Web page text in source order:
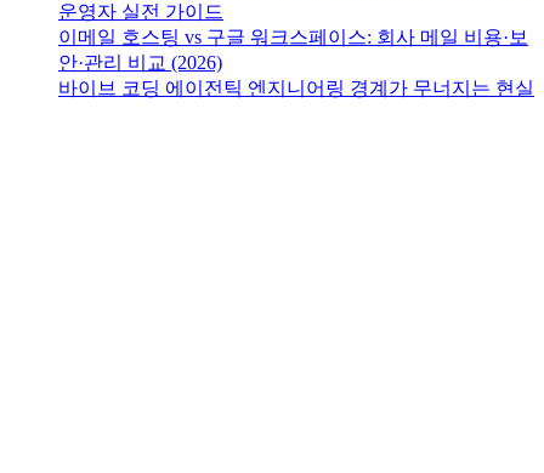
운영자 실전 가이드
이메일 호스팅 vs 구글 워크스페이스: 회사 메일 비용·보
안·관리 비교 (2026)
바이브 코딩 에이전틱 엔지니어링 경계가 무너지는 현실